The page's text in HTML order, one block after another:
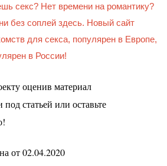
секс? Нет времени на романтику?
без соплей здесь. Новый сайт
для секса, популярен в Европе,
в России!
оценив материал
статьей или оставьте
от 02.04.2020